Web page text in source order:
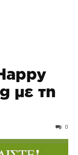
με τη
0